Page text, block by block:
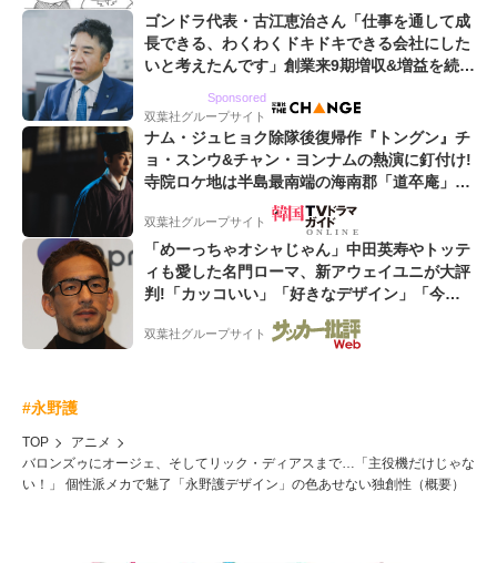
ゴンドラ代表・古江恵治さん「仕事を通して成
長できる、わくわくドキドキできる会社にした
いと考えたんです」創業来9期増収&増益を続け
Sponsored
双葉社グループサイト
ナム・ジュヒョク除隊後復帰作『トングン』チ
ョ・スンウ&チャン・ヨンナムの熱演に釘付け!
寺院ロケ地は半島最南端の海南郡「道卒庵」
【韓ドラから始める韓国旅行】
双葉社グループサイト
「めーっちゃオシャじゃん」中田英寿やトッテ
ィも愛した名門ローマ、新アウェイユニが大評
判!「カッコいい」「好きなデザイン」「今年
双葉社グループサイト
#永野護
TOP
アニメ
バロンズゥにオージェ、そしてリック・ディアスまで…「主役機だけじゃな
い！」 個性派メカで魅了「永野護デザイン」の色あせない独創性（概要）